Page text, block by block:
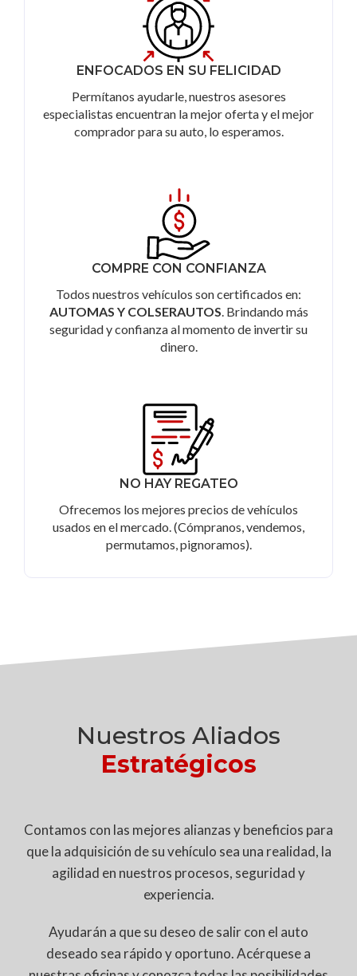
ENFOCADOS EN SU FELICIDAD
Permítanos ayudarle, nuestros asesores
especialistas encuentran la mejor oferta y el mejor
comprador para su auto, lo esperamos.
COMPRE CON CONFIANZA
Todos nuestros vehículos son certificados en:
AUTOMAS Y COLSERAUTOS. Brindando más
seguridad y confianza al momento de invertir su
dinero.
NO HAY REGATEO
Ofrecemos los mejores precios de vehículos
usados en el mercado. (Cómpranos, vendemos,
permutamos, pignoramos).
Nuestros Aliados
Estratégicos
Contamos con las mejores alianzas y beneficios para
que la adquisición de su vehículo sea una realidad, la
agilidad en nuestros procesos, seguridad y
experiencia.
Ayudarán a que su deseo de salir con el auto
deseado sea rápido y oportuno. Acérquese a